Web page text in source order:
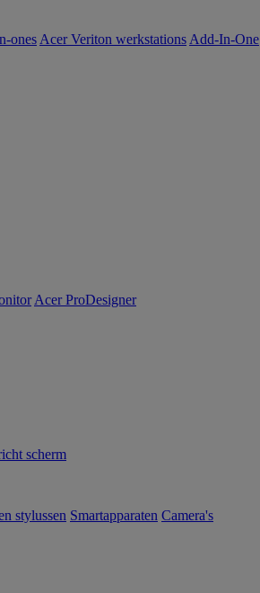
ones Acer Veriton werkstations Add-In-One
Acer ProDesigner
scherm
stylussen Smartapparaten Camera's